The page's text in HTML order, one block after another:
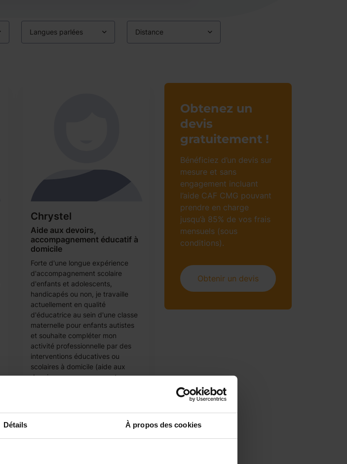
Détails À propos des cookies
Langues parlées Distance
Chrystel
Aide aux devoirs,
accompagnement éducatif à
domicile
Forte d'une longue expérience
d'accompagnement scolaire
d'enfants et adolescents,
handicapés ou non, je travaille
actuellement en qualité
d'éducatrice au sein d'une classe
maternelle pour enfants autistes
et souhaite compléter mon
activité professionnelle par des
interventions éducatives ou
scolaires à domicile (aide aux
devoirs, accompagnement
Obtenez un
devis
gratuitement !
Bénéficiez d’un devis sur
mesure et sans
engagement incluant
l’aide CAF CMG pouvant
prendre en charge
jusqu’à 85% de vos frais
mensuels (sous
conditions).
Obtenir un devis